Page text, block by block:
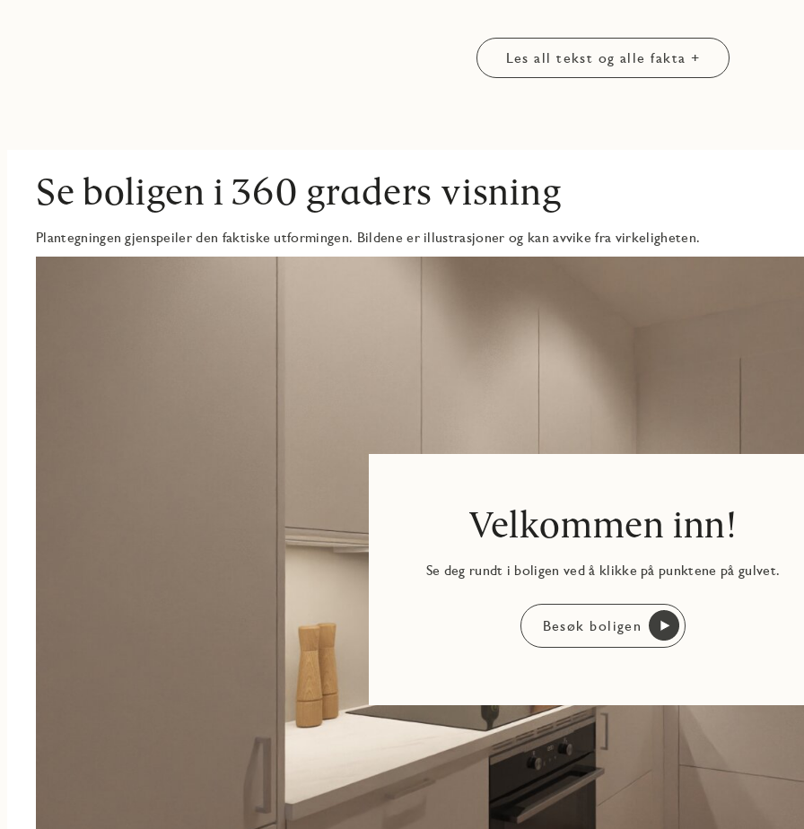
Les all tekst og alle fakta +
Se boligen i 360 graders visning
Plantegningen gjenspeiler den faktiske utformingen. Bildene er illustrasjoner og kan avvike fra virkeligheten.
Velkommen inn!
Se deg rundt i boligen ved å klikke på punktene på gulvet.
Besøk boligen